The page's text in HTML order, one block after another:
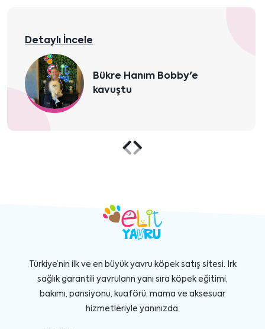
Detaylı İncele
Aylin Yılmaz ve ailesi Morkie
yavrularına kavuştular
Önceki
göster
göster
Türkiye’nin ilk ve en büyük yavru köpek satış sitesi. Irk
sağlık garantili yavruların yanı sıra köpek eğitimi,
bakımı, pansiyonu, kuaförü, mama ve aksesuar
hizmetleriyle yanınızda.